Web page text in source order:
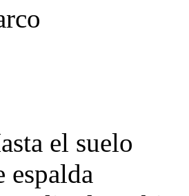
el suelo
espalda